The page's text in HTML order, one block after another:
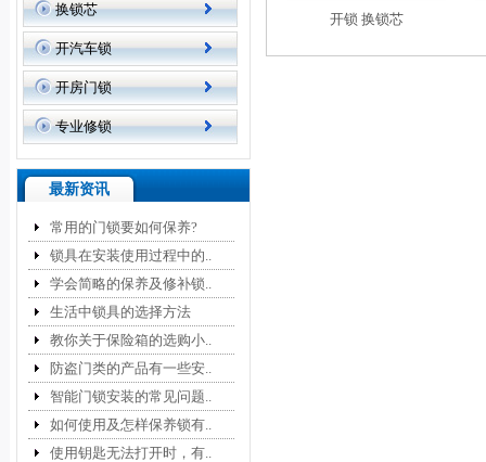
换锁芯
开汽车锁
开房门锁
专业修锁
最新资讯
常用的门锁要如何保养?
锁具在安装使用过程中的..
学会简略的保养及修补锁..
生活中锁具的选择方法
教你关于保险箱的选购小..
防盗门类的产品有一些安..
智能门锁安装的常见问题..
如何使用及怎样保养锁有..
使用钥匙无法打开时，有..
开锁 换锁芯